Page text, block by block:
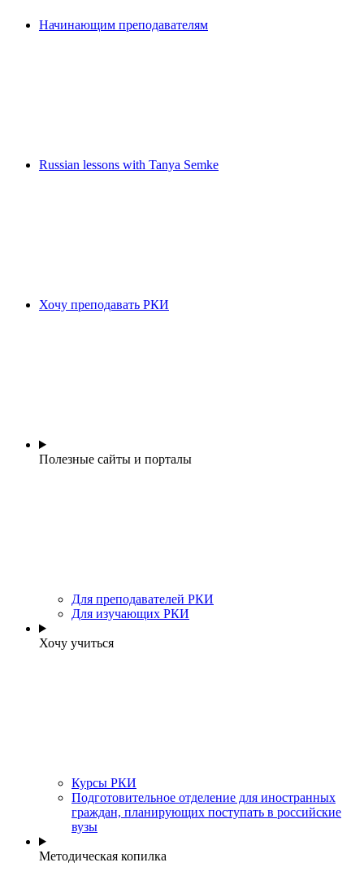
Начинающим преподавателям
Russian lessons with Tanya Semke
Хочу преподавать РКИ
Полезные сайты и порталы
Для преподавателей РКИ
Для изучающих РКИ
Хочу учиться
Курсы РКИ
Подготовительное отделение для иностранных
граждан, планирующих поступать в российские
вузы
Методическая копилка